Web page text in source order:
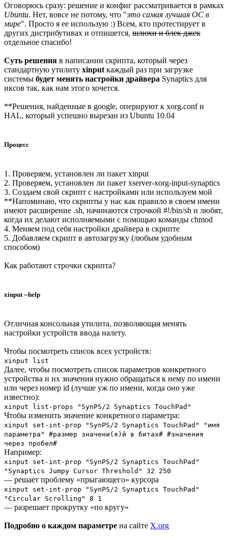
Оговорюсь сразу: решение и конфиг рассматривается в рамках
Ubuntu. Нет, вовсе не потому, что "это самая лучшая ОС в
мире". Просто я ее использую :) Всем, кто протестирует в
других дистрибутивах и отпишется, шлюхи и блек джек
отдельное спасибо!
Суть решения в написании скрипта, который через
стандартную утилиту xinput каждый раз при загрузке
системы будет менять настройки драйвера Synaptics для
иксов так, как нам этого хочется.
**Решения, найденные в google, оперируют к xorg.conf и
HAL, который успешно вырезан из Ubuntu 10.04
Процесс
1. Проверяем, установлен ли пакет xinput
2. Проверяем, установлен ли пакет xserver-xorg-input-synaptics
3. Создаем свой скрипт с настройками или используем мой
**Напоминаю, что скрипты у нас как правило в своем имени
имеют расширение .sh, начинаются строчкой #!/bin/sh и любят,
когда их делают исполняемыми с помощью команды chmod
4. Меняем под себя настройки драйвера в скрипте
5. Добавляем скрипт в автозагрузку (любым удобным
способом)
Как работают строчки скрипта?
xinput --help
Отличная консольная утилита, позволяющая менять
настройки устройств ввода налету.
Чтобы посмотреть список всех устройств:
xinput list
Далее, чтобы посмотреть список параметров конкретного
устройства и их значения нужно обращаться к нему по имени
или через номер id (лучше уж по имени, когда оно уже
известно):
xinput list-props "SynPS/2 Synaptics TouchPad"
Чтобы изменить значение конкретного параметра:
xinput set-int-prop "SynPS/2 Synaptics TouchPad" "имя
параметра" #размер значени(я)й в битах# #значения
через пробел#
Например:
xinput set-int-prop "SynPS/2 Synaptics TouchPad"
"Synaptics Jumpy Cursor Threshold" 32 250
— решает проблему «прыгающего» курсора
xinput set-int-prop "SynPS/2 Synaptics TouchPad"
"Circular Scrolling" 8 1
— разрешает прокрутку «по кругу»
Подробно о каждом параметре на сайте X.org